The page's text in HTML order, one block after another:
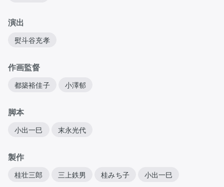
演出
熨斗谷充孝
作画監督
都築裕佳子 小澤郁
脚本
小出一巳 末永光代
製作
桂壮三郎 三上鉄男 桂みち子 小出一巳